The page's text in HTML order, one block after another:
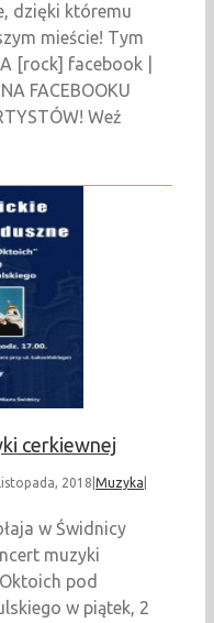
dzięki któremu
mieście! Tym
[rock] facebook |
FACEBOOKU
Weź
cerkiewnej
2018 Muzyka
w Świdnicy
muzyki
pod
w piątek, 2